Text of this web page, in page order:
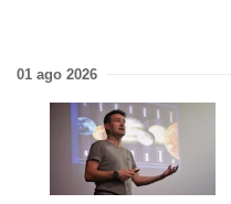
01 ago 2026